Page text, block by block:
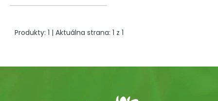
Produkty: 1 | Aktuálna strana: 1 z 1